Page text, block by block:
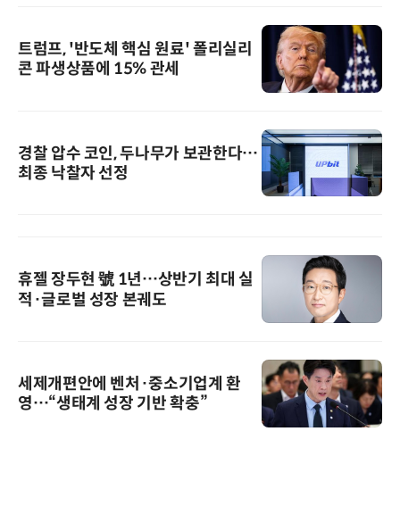
트럼프, '반도체 핵심 원료' 폴리실리
콘 파생상품에 15% 관세
경찰 압수 코인, 두나무가 보관한다…
최종 낙찰자 선정
휴젤 장두현 號 1년…상반기 최대 실
적·글로벌 성장 본궤도
세제개편안에 벤처·중소기업계 환
영…“생태계 성장 기반 확충”